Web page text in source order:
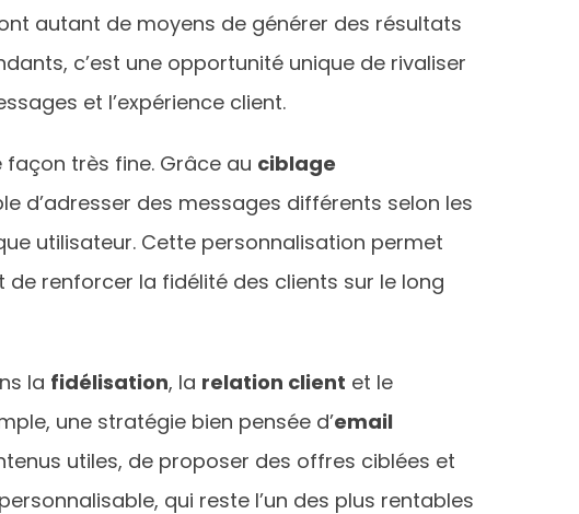
autant de moyens de générer des résultats
c’est une opportunité unique de rivaliser
et l’expérience client.
façon très fine. Grâce au ciblage
d’adresser des messages différents selon les
utilisateur. Cette personnalisation permet
de renforcer la fidélité des clients sur le long
la fidélisation, la relation client et le
une stratégie bien pensée d’email
utiles, de proposer des offres ciblées et
qui reste l’un des plus rentables